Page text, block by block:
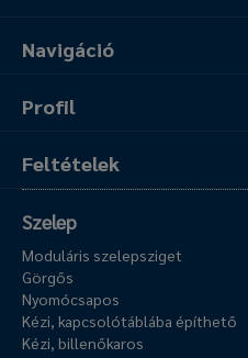
Navigáció
Profil
Feltételek
Szelep
Moduláris szelepsziget
Görgős
Nyomócsapos
Kézi, kapcsolótáblába építhető
Kézi, billenőkaros